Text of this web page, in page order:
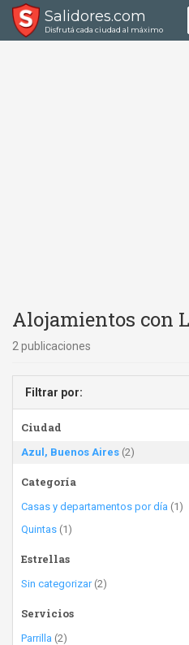
Salidores.com
Disfrutá cada ciudad al máximo
Alojamientos con
2 publicaciones
Filtrar por:
Ciudad
Azul, Buenos Aires (2)
Categoría
Casas y departamentos por día (1)
Quintas (1)
Estrellas
Sin categorizar(2)
Servicios
Parrilla (2)